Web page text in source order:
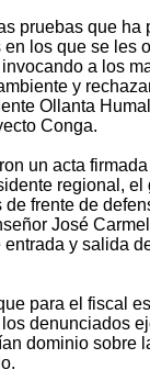
pruebas que ha
los que se les
a los
y
Ollanta
Conga.
un acta
regional, el
frente de
José
y salida
para el fiscal
denunciados
dominio sobre